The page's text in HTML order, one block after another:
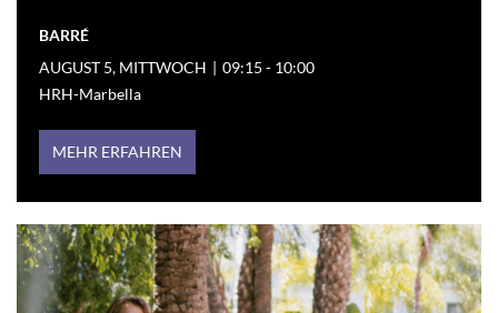
BARRÉ
AUGUST 5, MITTWOCH
09:15 - 10:00
HRH-Marbella
MEHR ERFAHREN